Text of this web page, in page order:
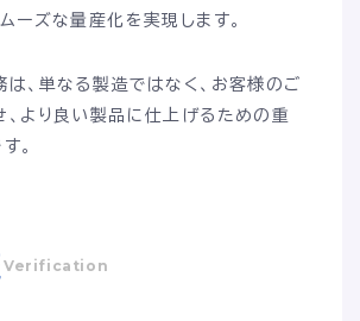
ーズな量産化を実現します。
、単なる製造ではなく、お客様のご
より良い製品に仕上げるための重
。
Verification